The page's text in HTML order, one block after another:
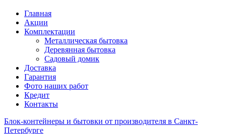
Главная
Акции
Комплектации
Металлическая бытовка
Деревянная бытовка
Садовый домик
Доставка
Гарантия
Фото наших работ
Кредит
Контакты
Блок-контейнеры и бытовки от производителя в Санкт-
Петербурге